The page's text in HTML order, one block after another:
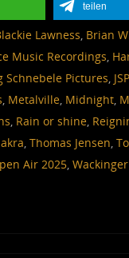
teilen
Lawness, Brian
Music Recordings,
Schnebele Pictures,
, Metalville, Midnight,
, Rain or shine,
, Thomas Jensen,
Air 2025,